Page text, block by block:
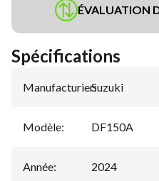
ÉVALUATION
Spécifications
Manufacturier:
Suzuki
Modèle: DF150A
Année: 2024